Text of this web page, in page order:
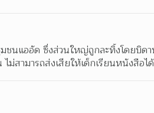
นแออัด ซึ่งส่วนใหญ่ถูกละทิ้งโดยบิด
สามารถส่งเสียให้เด็กเรียนหนังสือไ